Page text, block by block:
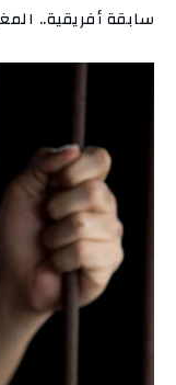
سابقة أفريقية..